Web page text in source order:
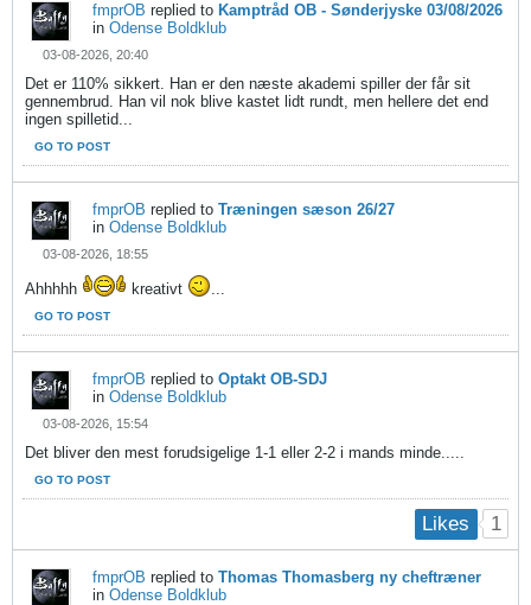
fmprOB replied to Kamptråd OB - Sønderjyske 03/08/2026
in Odense Boldklub
03-08-2026, 20:40
Det er 110% sikkert. Han er den næste akademi spiller der får sit
gennembrud. Han vil nok blive kastet lidt rundt, men hellere det end
ingen spilletid...
GO TO POST
fmprOB replied to Træningen sæson 26/27
in Odense Boldklub
03-08-2026, 18:55
Ahhhhh kreativt ...
GO TO POST
fmprOB replied to Optakt OB-SDJ
in Odense Boldklub
03-08-2026, 15:54
Det bliver den mest forudsigelige 1-1 eller 2-2 i mands minde.....
GO TO POST
Likes 1
fmprOB replied to Thomas Thomasberg ny cheftræner
in Odense Boldklub